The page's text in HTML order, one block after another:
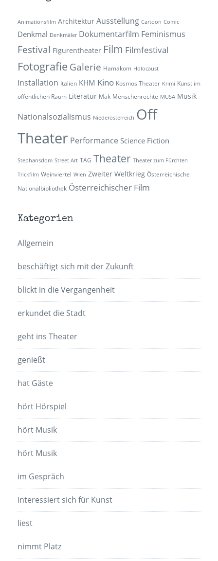
Animationsfilm Architektur Ausstellung Cartoon Comic
Denkmal Denkmäler Dokumentarfilm Feminismus
Festival Figurentheater Film Filmfestival
Fotografie Galerie Hamakom Holocaust
Installation Italien KHM Kino Kosmos Theater Krimi Kunst im
öffentlichen Raum Literatur Mak Menschenrechte MUSA Musik
Nationalsozialismus Niederösterreich Off
Theater Performance Science Fiction
Stephansdom Street Art TAG Theater Theater zum Fürchten
Trickfilm Weinviertel Wien Zweiter Weltkrieg Österreichische
Nationalbibliothek Österreichischer Film
Kategorien
Allgemein
beschäftigt sich mit der Zukunft
blickt in die Vergangenheit
erkundet die Stadt
geht ins Theater
genießt
hat Gäste
hört Hörspiel
hört Musik
hört Musik
im Gespräch
interessiert sich für Kunst
liest
nimmt Platz